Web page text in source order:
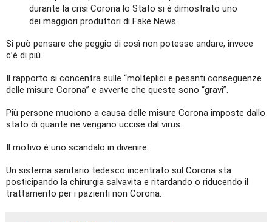
durante la crisi Corona lo Stato si è dimostrato uno
dei maggiori produttori di Fake News.
Si può pensare che peggio di così non potesse andare, invece
c’è di più.
Il rapporto si concentra sulle “molteplici e pesanti conseguenze
delle misure Corona” e avverte che queste sono “gravi”.
Più persone muoiono a causa delle misure Corona imposte dallo
stato di quante ne vengano uccise dal virus.
Il motivo è uno scandalo in divenire:
Un sistema sanitario tedesco incentrato sul Corona sta
posticipando la chirurgia salvavita e ritardando o riducendo il
trattamento per i pazienti non Corona.